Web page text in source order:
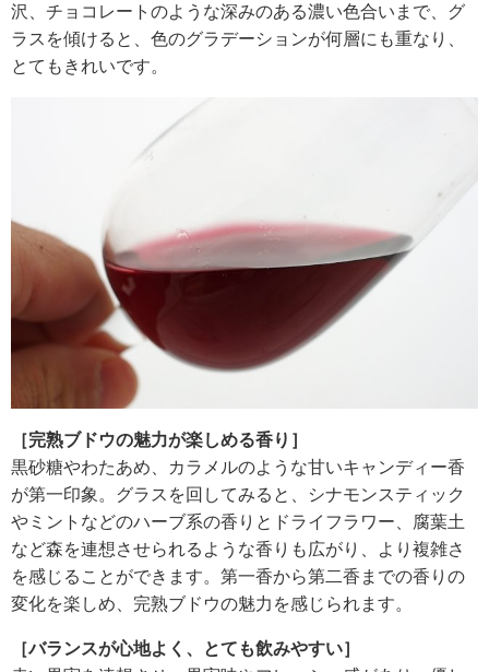
沢、チョコレートのような深みのある濃い色合いまで、グ
ラスを傾けると、色のグラデーションが何層にも重なり、
とてもきれいです。
［完熟ブドウの魅力が楽しめる香り］
黒砂糖やわたあめ、カラメルのような甘いキャンディー香
が第一印象。グラスを回してみると、シナモンスティック
やミントなどのハーブ系の香りとドライフラワー、腐葉土
など森を連想させられるような香りも広がり、より複雑さ
を感じることができます。第一香から第二香までの香りの
変化を楽しめ、完熟ブドウの魅力を感じられます。
［バランスが心地よく、とても飲みやすい］